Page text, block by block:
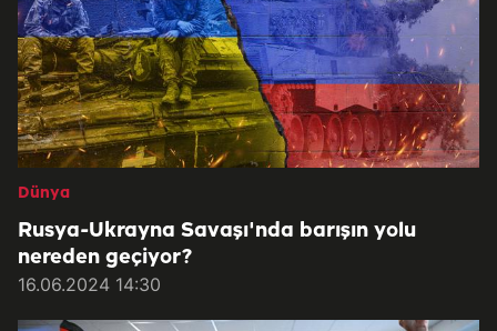
Dünya
Rusya-Ukrayna Savaşı'nda barışın yolu
nereden geçiyor?
16.06.2024 14:30